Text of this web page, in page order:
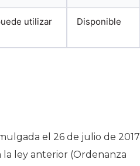
utilizar Disponible
el 26 de julio de 2017
ley anterior (Ordenanza